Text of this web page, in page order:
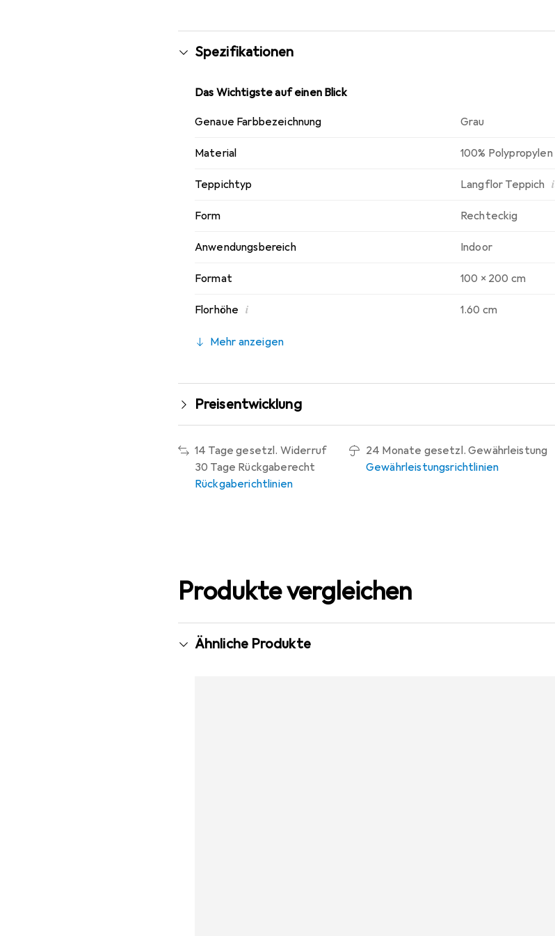
Spezifikationen
Das Wichtigste auf einen Blick
Genaue Farbbezeichnung Grau
Material 100% Polypropylen
Teppichtyp Langflor Teppich i
Form Rechteckig
Anwendungsbereich Indoor
Format 100 x 200 cm
Florhöhe i 1.60 cm
Mehr anzeigen
Preisentwicklung
14 Tage gesetzl. Widerruf
30 Tage Rückgaberecht
Rückgaberichtlinien
24 Monate gesetzl. Gewährleistung
Gewährleistungsrichtlinien
Produkte vergleichen
Ähnliche Produkte